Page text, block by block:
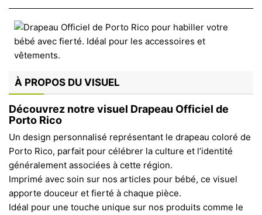
À PROPOS DU VISUEL
Découvrez notre visuel Drapeau Officiel de
Porto Rico
Un design personnalisé représentant le drapeau coloré de
Porto Rico, parfait pour célébrer la culture et l’identité
généralement associées à cette région.
Imprimé avec soin sur nos articles pour bébé, ce visuel
apporte douceur et fierté à chaque pièce.
Idéal pour une touche unique sur nos produits comme le